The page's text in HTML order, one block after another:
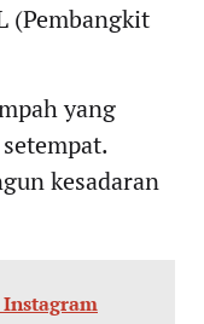
(Pembangkit
yang
kesadaran
Instagram